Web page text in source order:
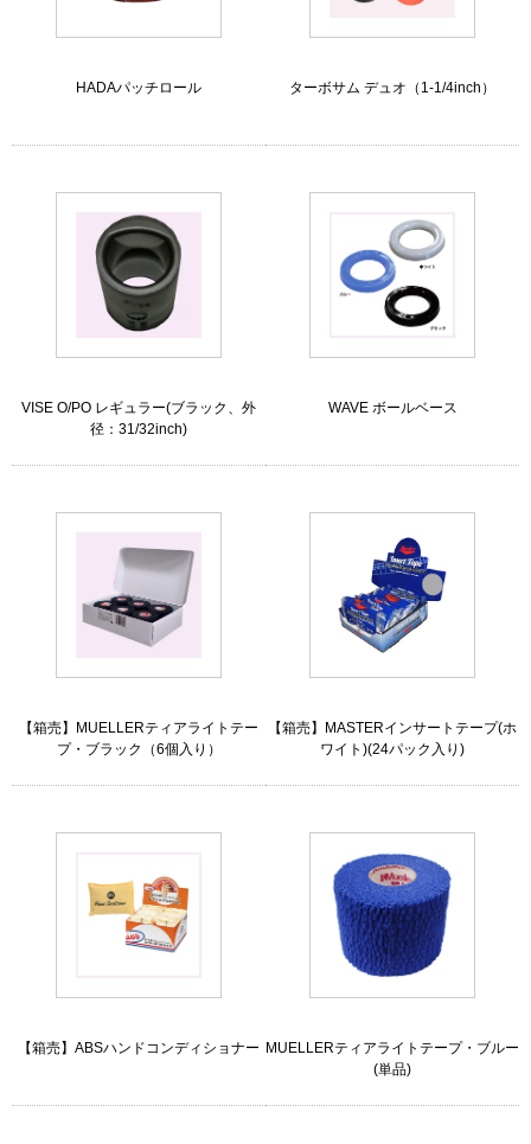
HADAパッチロール ターボサム デュオ（1-1/4inch）
VISE O/PO レギュラー(ブラック、外
径：31/32inch)
WAVE ボールベース
【箱売】MUELLERティアライトテー
プ・ブラック（6個入り）
【箱売】MASTERインサートテープ(ホ
ワイト)(24パック入り)
【箱売】ABSハンドコンディショナー MUELLERティアライトテープ・ブルー
(単品)